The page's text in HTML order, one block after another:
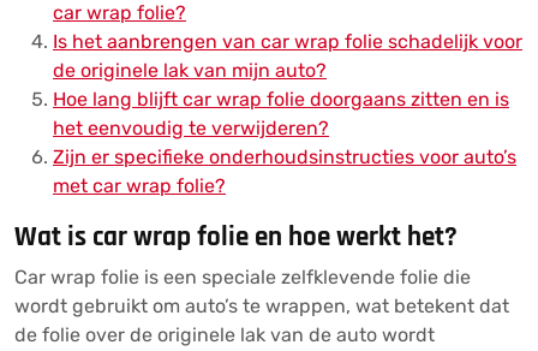
car wrap folie?
Is het aanbrengen van car wrap folie schadelijk voor
de originele lak van mijn auto?
Hoe lang blijft car wrap folie doorgaans zitten en is
het eenvoudig te verwijderen?
Zijn er specifieke onderhoudsinstructies voor auto’s
met car wrap folie?
Wat is car wrap folie en hoe werkt het?
Car wrap folie is een speciale zelfklevende folie die
wordt gebruikt om auto’s te wrappen, wat betekent dat
de folie over de originele lak van de auto wordt